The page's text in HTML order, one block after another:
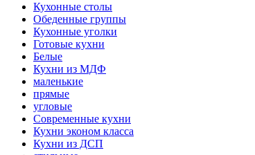
Кухонные столы
Обеденные группы
Кухонные уголки
Готовые кухни
Белые
Кухни из МДФ
маленькие
прямые
угловые
Современные кухни
Кухни эконом класса
Кухни из ДСП